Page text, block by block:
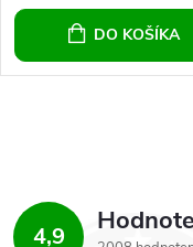
DO KOŠÍKA
4,9